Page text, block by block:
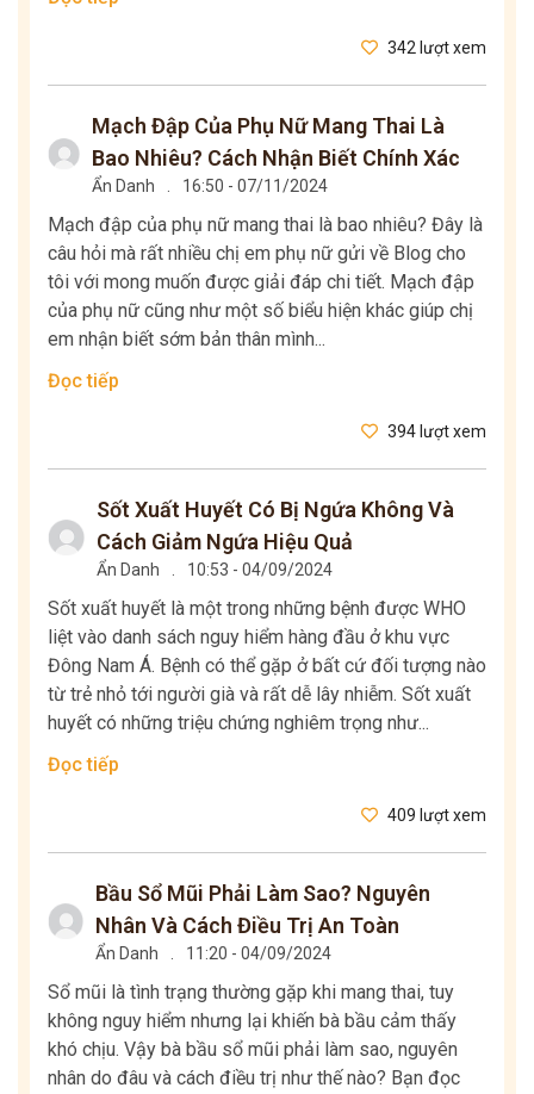
342 lượt xem
Mạch Đập Của Phụ Nữ Mang Thai Là
Bao Nhiêu? Cách Nhận Biết Chính Xác
Ẩn Danh 16:50 - 07/11/2024
Mạch đập của phụ nữ mang thai là bao nhiêu? Đây là
câu hỏi mà rất nhiều chị em phụ nữ gửi về Blog cho
tôi với mong muốn được giải đáp chi tiết. Mạch đập
của phụ nữ cũng như một số biểu hiện khác giúp chị
em nhận biết sớm bản thân mình...
Đọc tiếp
394 lượt xem
Sốt Xuất Huyết Có Bị Ngứa Không Và
Cách Giảm Ngứa Hiệu Quả
Ẩn Danh 10:53 - 04/09/2024
Sốt xuất huyết là một trong những bệnh được WHO
liệt vào danh sách nguy hiểm hàng đầu ở khu vực
Đông Nam Á. Bệnh có thể gặp ở bất cứ đối tượng nào
từ trẻ nhỏ tới người già và rất dễ lây nhiễm. Sốt xuất
huyết có những triệu chứng nghiêm trọng như...
Đọc tiếp
409 lượt xem
Bầu Sổ Mũi Phải Làm Sao? Nguyên
Nhân Và Cách Điều Trị An Toàn
Ẩn Danh 11:20 - 04/09/2024
Sổ mũi là tình trạng thường gặp khi mang thai, tuy
không nguy hiểm nhưng lại khiến bà bầu cảm thấy
khó chịu. Vậy bà bầu sổ mũi phải làm sao, nguyên
nhân do đâu và cách điều trị như thế nào? Bạn đọc